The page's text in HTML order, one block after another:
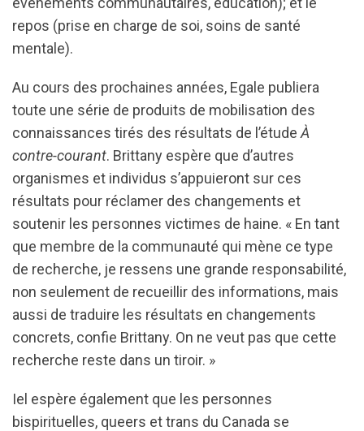
repos (prise en charge de soi, soins de santé
mentale).
Au cours des prochaines années, Egale publiera
toute une série de produits de mobilisation des
connaissances tirés des résultats de l’étude À
contre-courant. Brittany espère que d’autres
organismes et individus s’appuieront sur ces
résultats pour réclamer des changements et
soutenir les personnes victimes de haine. « En tant
que membre de la communauté qui mène ce type
de recherche, je ressens une grande responsabilité,
non seulement de recueillir des informations, mais
aussi de traduire les résultats en changements
concrets, confie Brittany. On ne veut pas que cette
recherche reste dans un tiroir. »
Iel espère également que les personnes
bispirituelles, queers et trans du Canada se